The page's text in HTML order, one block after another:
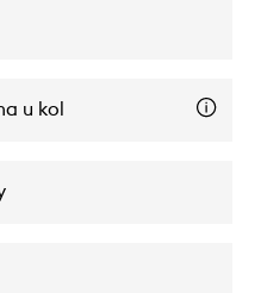
u kol